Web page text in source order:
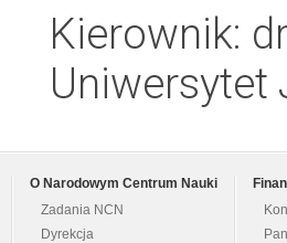
Kierownik:
Uniwersytet
O Narodowym Centrum Nauki
Zadania NCN
Dyrekcja